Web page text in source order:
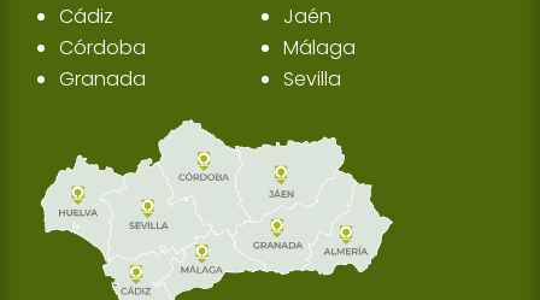
Cádiz
Córdoba
Granada
Jaén
Málaga
Sevilla